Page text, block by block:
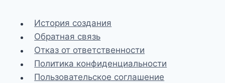
История создания
Обратная связь
Отказ от ответственности
Политика конфиденциальности
Пользовательское соглашение